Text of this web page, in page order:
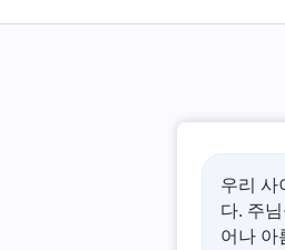
우리 사
다. 주
어나 아